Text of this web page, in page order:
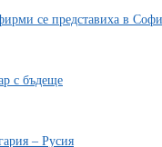
се представиха в
с бъдеще
– Русия